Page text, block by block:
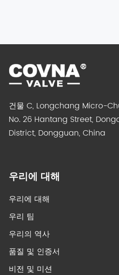
건물 C, Longchang Micro-
No. 26 Hantang Street,
District, Dongguan, China
우리에 대해
우리에 대해
우리 팀
우리의 역사
품질 및 인증서
비전 및 미션